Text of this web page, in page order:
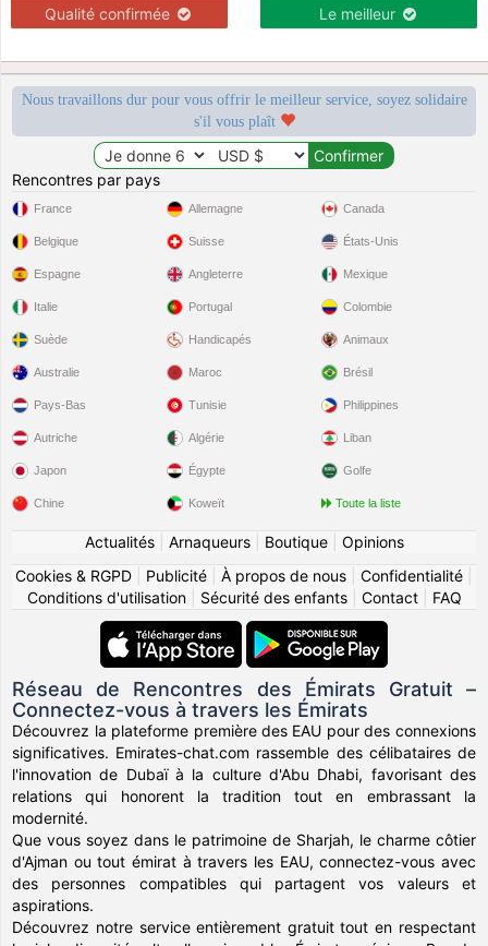
Qualité confirmée Le meilleur
Nous travaillons dur pour vous offrir le meilleur service, soyez solidaire
s'il vous plaît
Rencontres par pays
France
Belgique
Espagne
Italie
Suède
Allemagne
Suisse
Angleterre
Portugal
Handicapés
Canada
États-Unis
Mexique
Colombie
Animaux
Australie
Pays-Bas
Autriche
Japon
Chine
Maroc
Tunisie
Algérie
Égypte
Koweït
Brésil
Philippines
Liban
Golfe
Toute la liste
Actualités| Arnaqueurs| Boutique| Opinions
Cookies & RGPD
Publicité À propos de nous Confidentialité
Conditions d'utilisation| Sécurité des enfants| Contact| FAQ
Réseau de Rencontres des Émirats Gratuit –
Connectez-vous à travers les Émirats
Découvrez la plateforme première des EAU pour des connexions
significatives. Emirates-chat.com rassemble des célibataires de
l'innovation de Dubaï à la culture d'Abu Dhabi, favorisant des
relations qui honorent la tradition tout en embrassant la
modernité.
Que vous soyez dans le patrimoine de Sharjah, le charme côtier
d'Ajman ou tout émirat à travers les EAU, connectez-vous avec
des personnes compatibles qui partagent vos valeurs et
aspirations.
Découvrez notre service entièrement gratuit tout en respectant